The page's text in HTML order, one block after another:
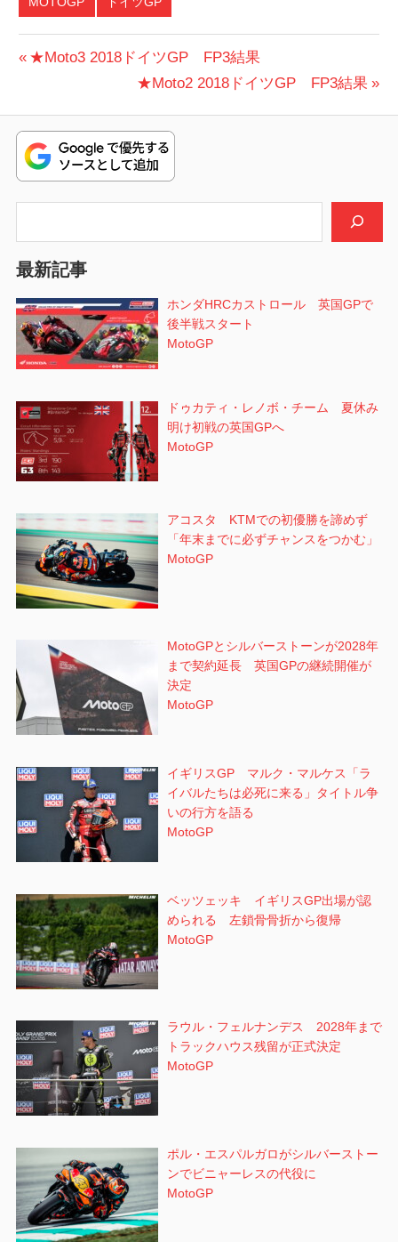
投
ナ
ビ
ゲ
ー
シ
ョ
ン
前
稿:
★Moto3 2018ドイツGP FP3結果
次
投
稿:
★Moto2 2018ドイツGP FP3結果
最新記事
ホンダHRCカストロール 英国GPで
後半戦スタート
MotoGP
ドゥカティ・レノボ・チーム 夏休み
明け初戦の英国GPへ
MotoGP
アコスタ KTMでの初優勝を諦めず
「年末までに必ずチャンスをつかむ」
MotoGP
MotoGPとシルバーストーンが2028年
まで契約延長 英国GPの継続開催が
決定
MotoGP
イギリスGP マルク・マルケス「ラ
イバルたちは必死に来る」タイトル争
いの行方を語る
MotoGP
ベッツェッキ イギリスGP出場が認
められる 左鎖骨骨折から復帰
MotoGP
ラウル・フェルナンデス 2028年まで
トラックハウス残留が正式決定
MotoGP
ポル・エスパルガロがシルバーストー
ンでビニャーレスの代役に
MotoGP